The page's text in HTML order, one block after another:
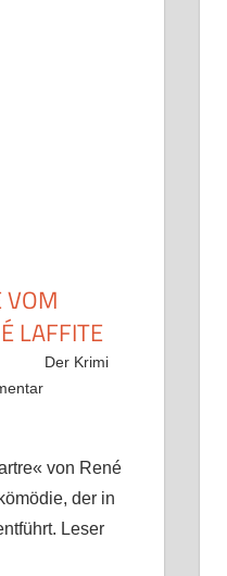
M
Der Krimi
von René
der in
Leser